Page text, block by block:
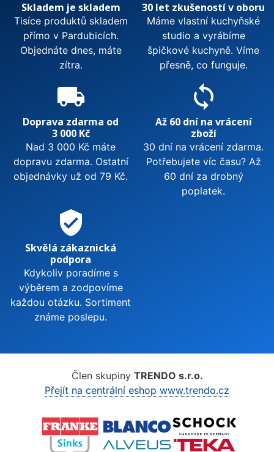
Skladem je skladem
Tisíce produktů skladem
přímo v Pardubicích.
Objednáte dnes, máte
zítra.
30 let zkušeností v oboru
Máme vlastní kuchyňské
studio a vyrábíme
špičkové kuchyně. Víme
přesně, co funguje.
local_shipping
Doprava zdarma od
3 000 Kč
Nad 3 000 Kč máte
dopravu zdarma. Ostatní
objednávky už od 79 Kč.
sync
Až 60 dní na vrácení
zboží
30 dní na vrácení zdarma.
Potřebujete víc času? Až
60 dní za drobný
poplatek.
verified_user
Skvělá zákaznická
podpora
Kdykoliv poradíme s
výběrem a zodpovíme
každou otázku. Sortiment
známe poslepu.
Člen skupiny TRENDO s.r.o.
Přejít na centrální eshop www.trendo.cz